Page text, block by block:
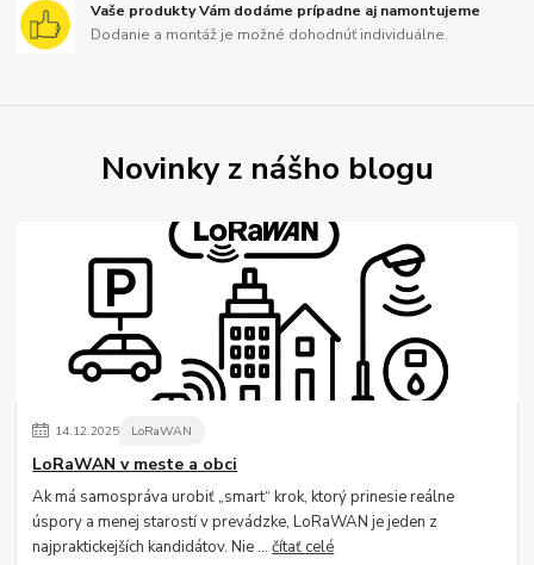
Vaše produkty Vám dodáme prípadne aj namontujeme
Dodanie a montáž je možné dohodnúť individuálne.
Novinky z nášho blogu
14.12.2025 LoRaWAN
LoRaWAN v meste a obci
Ak má samospráva urobiť „smart“ krok, ktorý prinesie reálne
úspory a menej starostí v prevádzke, LoRaWAN je jeden z
najpraktickejších kandidátov. Nie ...čítať celé